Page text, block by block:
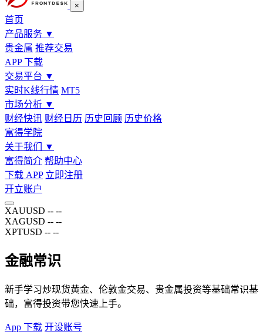
×
首页
产品服务 ▼
贵金属 推荐交易
APP 下载
交易平台 ▼
实时K线行情 MT5
市场分析 ▼
财经快讯 财经日历 历史回顾 历史价格
富得学院
关于我们
▼
富得简介 帮助中心
下载 APP 立即注册
开立账户
XAUUSD -- --
XAGUSD -- --
XPTUSD -- --
金融常识
新手学习炒现货黄金、伦敦金交易、贵金属投资等基础常识基
础，富得投资带您快速上手。
App 下载 开设账号